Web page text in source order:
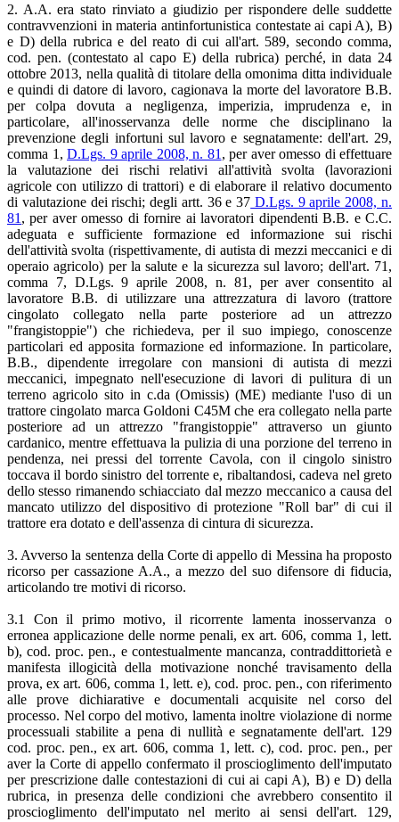
2. A.A. era stato rinviato a giudizio per rispondere delle suddette
contravvenzioni in materia antinfortunistica contestate ai capi A), B)
e D) della rubrica e del reato di cui all'art. 589, secondo comma,
cod. pen. (contestato al capo E) della rubrica) perché, in data 24
ottobre 2013, nella qualità di titolare della omonima ditta individuale
e quindi di datore di lavoro, cagionava la morte del lavoratore B.B.
per colpa dovuta a negligenza, imperizia, imprudenza e, in
particolare, all'inosservanza delle norme che disciplinano la
prevenzione degli infortuni sul lavoro e segnatamente: dell'art. 29,
comma 1, D.Lgs. 9 aprile 2008, n. 81 , per aver omesso di effettuare
la valutazione dei rischi relativi all'attività svolta (lavorazioni
agricole con utilizzo di trattori) e di elaborare il relativo documento
di valutazione dei rischi; degli artt. 36 e 37 D.Lgs. 9 aprile 2008, n.
81 , per aver omesso di fornire ai lavoratori dipendenti B.B. e C.C.
adeguata e sufficiente formazione ed informazione sui rischi
dell'attività svolta (rispettivamente, di autista di mezzi meccanici e di
operaio agricolo) per la salute e la sicurezza sul lavoro; dell'art. 71,
comma 7, D.Lgs. 9 aprile 2008, n. 81, per aver consentito al
lavoratore B.B. di utilizzare una attrezzatura di lavoro (trattore
cingolato collegato nella parte posteriore ad un attrezzo
"frangistoppie") che richiedeva, per il suo impiego, conoscenze
particolari ed apposita formazione ed informazione. In particolare,
B.B., dipendente irregolare con mansioni di autista di mezzi
meccanici, impegnato nell'esecuzione di lavori di pulitura di un
terreno agricolo sito in c.da (Omissis) (ME) mediante l'uso di un
trattore cingolato marca Goldoni C45M che era collegato nella parte
posteriore ad un attrezzo "frangistoppie" attraverso un giunto
cardanico, mentre effettuava la pulizia di una porzione del terreno in
pendenza, nei pressi del torrente Cavola, con il cingolo sinistro
toccava il bordo sinistro del torrente e, ribaltandosi, cadeva nel greto
dello stesso rimanendo schiacciato dal mezzo meccanico a causa del
mancato utilizzo del dispositivo di protezione "Roll bar" di cui il
trattore era dotato e dell'assenza di cintura di sicurezza.
3. Avverso la sentenza della Corte di appello di Messina ha proposto
ricorso per cassazione A.A., a mezzo del suo difensore di fiducia,
articolando tre motivi di ricorso.
3.1 Con il primo motivo, il ricorrente lamenta inosservanza o
erronea applicazione delle norme penali, ex art. 606, comma 1, lett.
b), cod. proc. pen., e contestualmente mancanza, contraddittorietà e
manifesta illogicità della motivazione nonché travisamento della
prova, ex art. 606, comma 1, lett. e), cod. proc. pen., con riferimento
alle prove dichiarative e documentali acquisite nel corso del
processo. Nel corpo del motivo, lamenta inoltre violazione di norme
processuali stabilite a pena di nullità e segnatamente dell'art. 129
cod. proc. pen., ex art. 606, comma 1, lett. c), cod. proc. pen., per
aver la Corte di appello confermato il proscioglimento dell'imputato
per prescrizione dalle contestazioni di cui ai capi A), B) e D) della
rubrica, in presenza delle condizioni che avrebbero consentito il
proscioglimento dell'imputato nel merito ai sensi dell'art. 129,